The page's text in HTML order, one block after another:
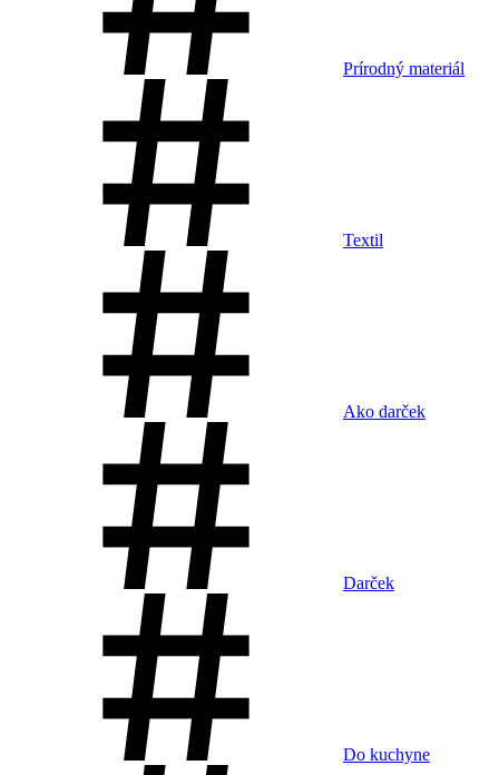
Prírodný materiál
Textil
Ako darček
Darček
Do kuchyne